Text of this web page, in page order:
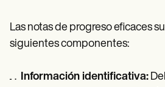
Las notas de progreso eficaces
siguientes componentes:
Información identificativa: